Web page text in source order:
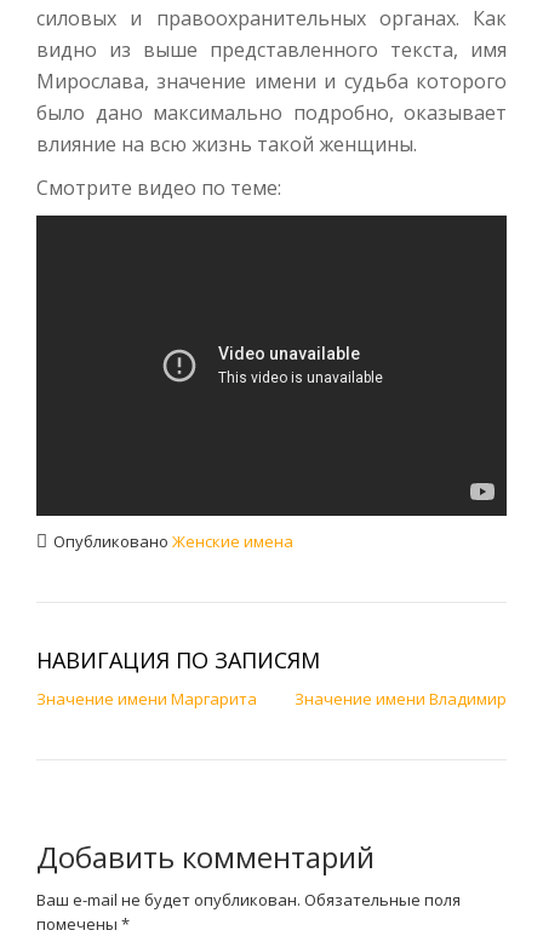
силовых и правоохранительных органах. Как
видно из выше представленного текста, имя
Мирослава, значение имени и судьба которого
было дано максимально подробно, оказывает
влияние на всю жизнь такой женщины.
Смотрите видео по теме:
Опубликовано Женские имена
НАВИГАЦИЯ ПО ЗАПИСЯМ
Значение имени Маргарита Значение имени Владимир
Добавить комментарий
Ваш e-mail не будет опубликован. Обязательные поля
помечены *